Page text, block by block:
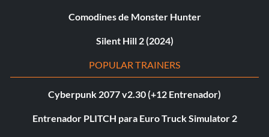
Comodines de Monster Hunter
Silent Hill 2 (2024)
POPULAR TRAINERS
Cyberpunk 2077 v2.30 (+12 Entrenador)
Entrenador PLITCH para Euro Truck Simulator 2